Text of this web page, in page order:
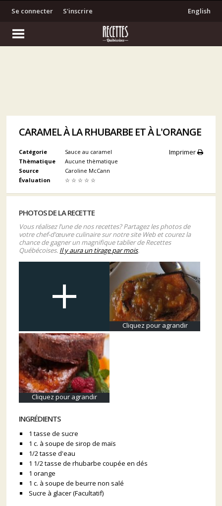
S'inscrire
Se connecter English
CARAMEL À LA RHUBARBE ET À L'ORANGE
Imprimer
Catégorie
Sauce au caramel
Thèmatique
Aucune thèmatique
Source
Caroline McCann
Évaluation
☆ ☆ ☆ ☆ ☆
PHOTOS DE LA RECETTE
Vous réalisez l’une de nos recettes? Partagez les photos de
votre chef-d’œuvre culinaire sur notre site Web et courez la
chance de gagner un magnifique tablier de Recettes
Québécoises. Il y aura un tirage par mois.
Cliquez pour agrandir
Cliquez pour agrandir
INGRÉDIENTS
1 tasse de sucre
1 c. à soupe de sirop de maïs
1/2 tasse d'eau
1 1/2 tasse de rhubarbe coupée en dés
1 orange
1 c. à soupe de beurre non salé
Sucre à glacer (Facultatif)